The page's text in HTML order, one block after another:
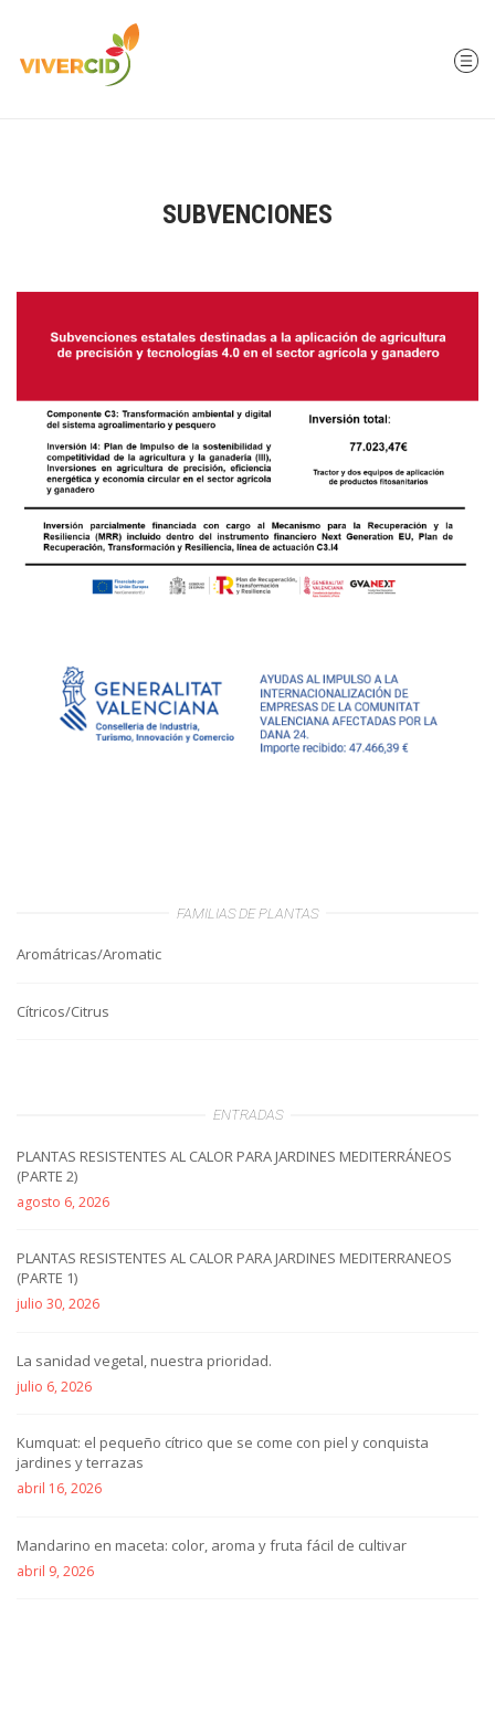
SUBVENCIONES
FAMILIAS DE PLANTAS
Aromátricas/Aromatic
Cítricos/Citrus
ENTRADAS
PLANTAS RESISTENTES AL CALOR PARA JARDINES MEDITERRÁNEOS
(PARTE 2)
agosto 6, 2026
PLANTAS RESISTENTES AL CALOR PARA JARDINES MEDITERRANEOS
(PARTE 1)
julio 30, 2026
La sanidad vegetal, nuestra prioridad.
julio 6, 2026
Kumquat: el pequeño cítrico que se come con piel y conquista
jardines y terrazas
abril 16, 2026
Mandarino en maceta: color, aroma y fruta fácil de cultivar
abril 9, 2026